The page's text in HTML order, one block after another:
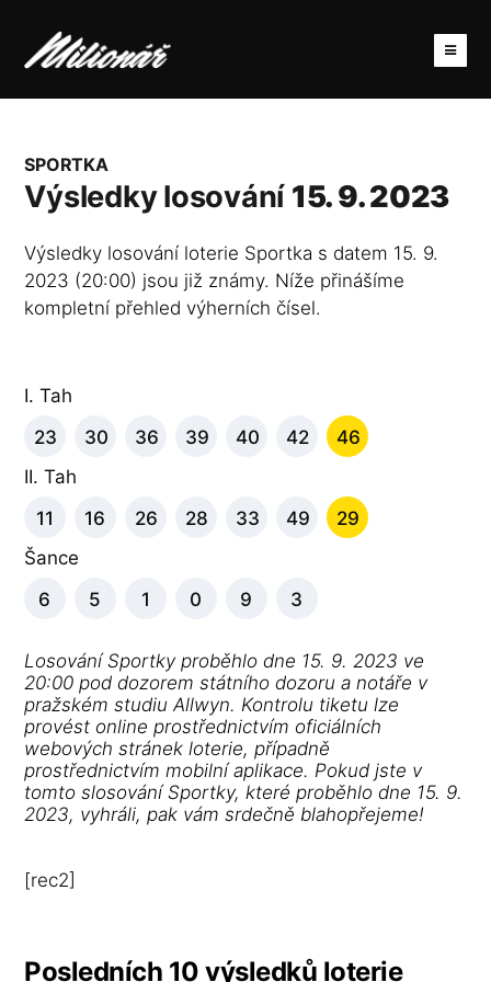
SPORTKA
Výsledky losování 15. 9. 2023
Výsledky losování loterie Sportka s datem 15. 9.
2023 (20:00) jsou již známy. Níže přinášíme
kompletní přehled výherních čísel.
I. Tah
23
30 36 39 40 42
46
II. Tah
11
16 26 28 33 49
29
Šance
6
5 1 0 9 3
Losování Sportky proběhlo dne 15. 9. 2023 ve
20:00 pod dozorem státního dozoru a notáře v
pražském studiu Allwyn. Kontrolu tiketu lze
provést online prostřednictvím oficiálních
webových stránek loterie, případně
prostřednictvím mobilní aplikace. Pokud jste v
tomto slosování Sportky, které proběhlo dne 15. 9.
2023, vyhráli, pak vám srdečně blahopřejeme!
[rec2]
Posledních 10 výsledků loterie